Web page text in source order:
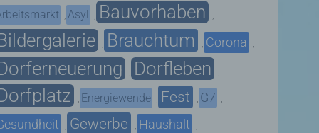
, Asyl , Bauvorhaben ,
, Brauchtum , Corona ,
, Dorfleben ,
, Energiewende , Fest , G7 ,
, Gewerbe , Haushalt ,